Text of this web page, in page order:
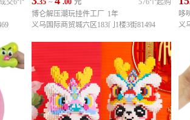
成交6个 .35 ~ .00 元
576个起购
博仑解压潮玩挂件工厂
1年
义乌国际商贸城六区183门1楼3街81494
哆
义